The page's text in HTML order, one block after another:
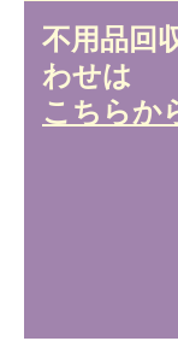
不用品回
わせは
こちらか